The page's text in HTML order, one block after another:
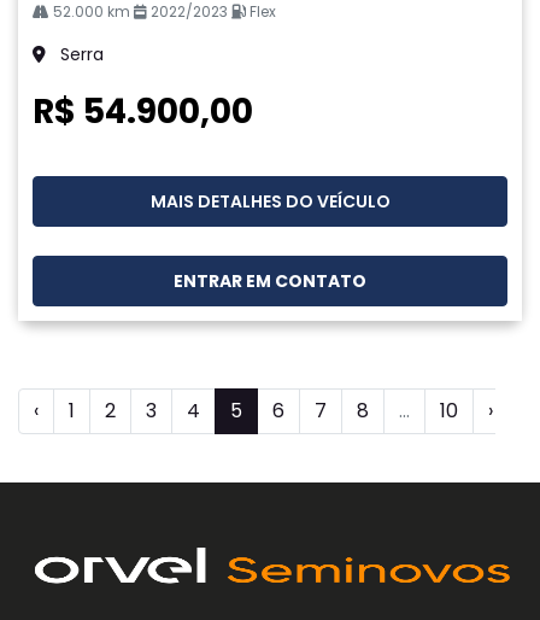
52.000 km 2022/2023 Flex
Serra
R$ 54.900,00
MAIS DETALHES DO VEÍCULO
ENTRAR EM CONTATO
‹ 1 2 3 4 5 6 7 8 ... 10 ›